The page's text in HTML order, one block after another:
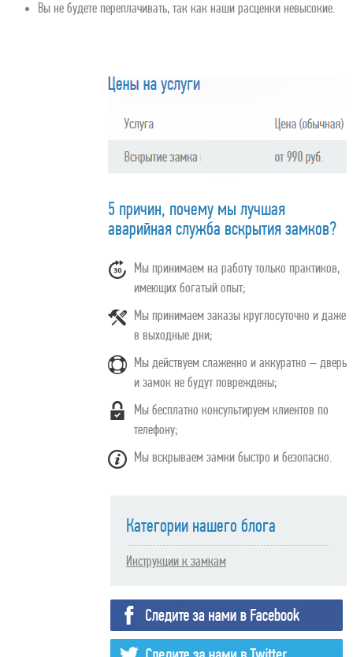
Вы не будете переплачивать, так как наши расценки невысокие.
5 причин, почему мы лучшая
аварийная служба вскрытия замков?
Мы принимаем на работу только практиков,
имеющих богатый опыт;
Мы принимаем заказы круглосуточно и даже
в выходные дни;
Мы действуем слаженно и аккуратно – дверь
и замок не будут повреждены;
Мы бесплатно консультируем клиентов по
телефону;
Мы вскрываем замки быстро и безопасно.
Категории нашего блога
Инструкции к замкам